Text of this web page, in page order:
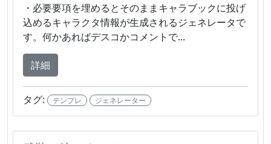
・必要要項を埋めるとそのままキャラブックに投げ
込めるキャラクタ情報が生成されるジェネレータで
す。何かあればデスコかコメントで...
詳細
タグ: テンプレ ジェネレーター